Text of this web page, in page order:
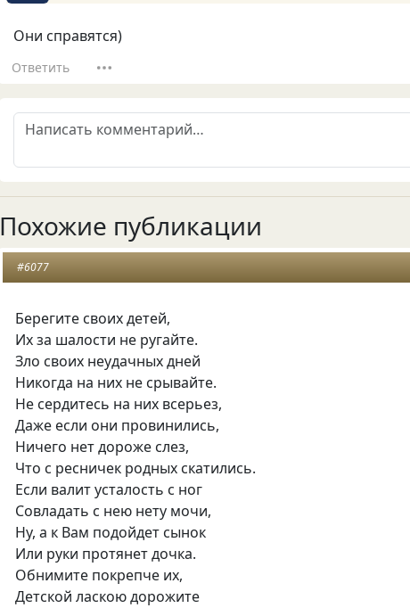
Они справятся)
Ответить
Похожие публикации
#6077
Берегите своих детей,
Их за шалости не ругайте.
Зло своих неудачных дней
Никогда на них не срывайте.
Не сердитесь на них всерьез,
Даже если они провинились,
Ничего нет дороже слез,
Что с ресничек родных скатились.
Если валит усталость с ног
Совладать с нею нету мочи,
Ну, а к Вам подойдет сынок
Или руки протянет дочка.
Обнимите покрепче их,
Детской ласкою дорожите